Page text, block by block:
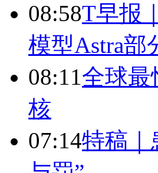
08:58T早报
模型Astra部
08:11全球最
核
07:14特稿｜